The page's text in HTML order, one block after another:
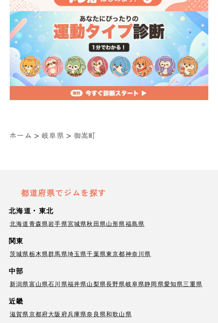
ホーム > 岐阜県 > 御嵩町
都道府県でジムを探す
北海道・東北
北海道青森県岩手県宮城県秋田県山形県福島県
関東
茨城県栃木県群馬県埼玉県千葉県東京都神奈川県
中部
新潟県富山県石川県福井県山梨県長野県岐阜県静岡県愛知県三重県
近畿
滋賀県京都府大阪府兵庫県奈良県和歌山県